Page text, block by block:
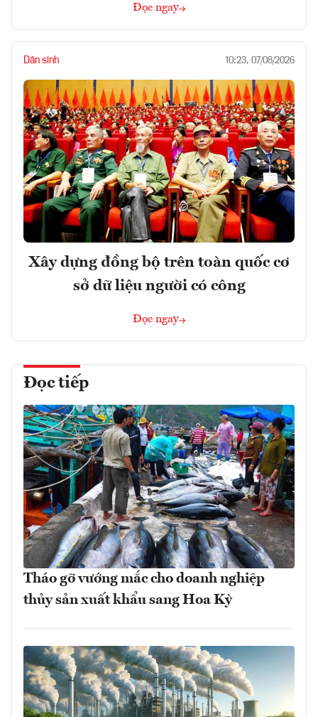
Đọc ngay
Dân sinh 10:23, 07/08/2026
Xây dựng đồng bộ trên toàn quốc cơ
sở dữ liệu người có công
Đọc ngay
Đọc tiếp
Tháo gỡ vướng mắc cho doanh nghiệp
thủy sản xuất khẩu sang Hoa Kỳ